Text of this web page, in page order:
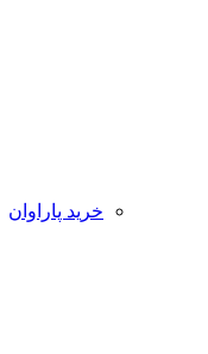
خرید پاراوان